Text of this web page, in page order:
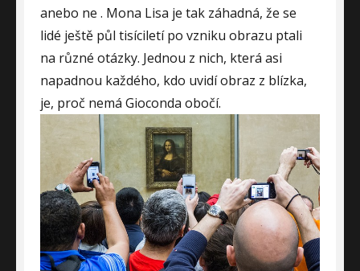
anebo ne . Mona Lisa je tak záhadná, že se
lidé ještě půl tisíciletí po vzniku obrazu ptali
na různé otázky. Jednou z nich, která asi
napadnou každého, kdo uvidí obraz z blízka,
je, proč nemá Gioconda obočí.